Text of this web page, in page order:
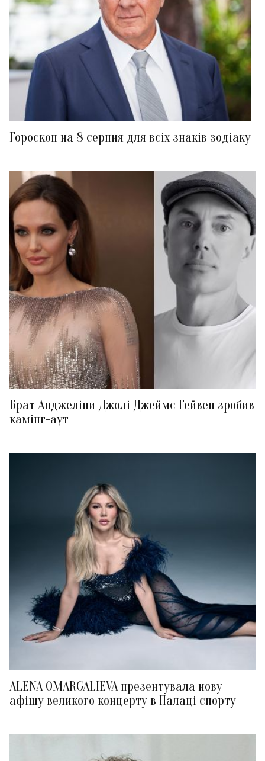
Гороскоп на 8 серпня для всіх знаків зодіаку
Брат Анджеліни Джолі Джеймс Гейвен зробив
камінг-аут
ALENA OMARGALIEVA презентувала нову
афішу великого концерту в Палаці спорту